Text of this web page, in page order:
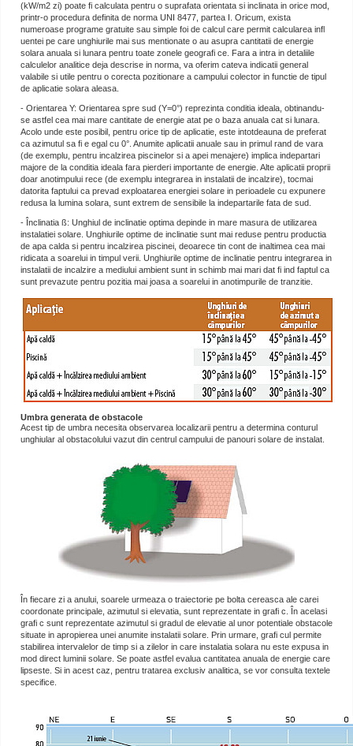
(kW/m2 zi) poate fi calculata pentru o suprafata orientata si inclinata in orice mod,
printr-o procedura definita de norma UNI 8477, partea I. Oricum, exista
numeroase programe gratuite sau simple foi de calcul care permit calcularea infl
uentei pe care unghiurile mai sus mentionate o au asupra cantitatii de energie
solara anuala si lunara pentru toate zonele geografi ce. Fara a intra in detaliile
calculelor analitice deja descrise in norma, va oferim cateva indicatii general
valabile si utile pentru o corecta pozitionare a campului colector in functie de tipul
de aplicatie solara aleasa.
- Orientarea Υ: Orientarea spre sud (Υ=0°) reprezinta conditia ideala, obtinandu-
se astfel cea mai mare cantitate de energie atat pe o baza anuala cat si lunara.
Acolo unde este posibil, pentru orice tip de aplicatie, este intotdeauna de preferat
ca azimutul sa fi e egal cu 0°. Anumite aplicatii anuale sau in primul rand de vara
(de exemplu, pentru incalzirea piscinelor si a apei menajere) implica indepartari
majore de la conditia ideala fara pierderi importante de energie. Alte aplicatii proprii
doar anotimpului rece (de exemplu integrarea in instalatii de incalzire), tocmai
datorita faptului ca prevad exploatarea energiei solare in perioadele cu expunere
redusa la lumina solara, sunt extrem de sensibile la indepartarile fata de sud.
- Înclinatia ß: Unghiul de inclinatie optima depinde in mare masura de utilizarea
instalatiei solare. Unghiurile optime de inclinatie sunt mai reduse pentru productia
de apa calda si pentru incalzirea piscinei, deoarece tin cont de inaltimea cea mai
ridicata a soarelui in timpul verii. Unghiurile optime de inclinatie pentru integrarea in
instalatii de incalzire a mediului ambient sunt in schimb mai mari dat fi ind faptul ca
sunt prevazute pentru pozitia mai joasa a soarelui in anotimpurile de tranzitie.
Umbra generata de obstacole
Acest tip de umbra necesita observarea localizarii pentru a determina conturul
unghiular al obstacolului vazut din centrul campului de panouri solare de instalat.
În fiecare zi a anului, soarele urmeaza o traiectorie pe bolta cereasca ale carei
coordonate principale, azimutul si elevatia, sunt reprezentate in grafi c. În acelasi
grafi c sunt reprezentate azimutul si gradul de elevatie al unor potentiale obstacole
situate in apropierea unei anumite instalatii solare. Prin urmare, grafi cul permite
stabilirea intervalelor de timp si a zilelor in care instalatia solara nu este expusa in
mod direct luminii solare. Se poate astfel evalua cantitatea anuala de energie care
lipseste. Si in acest caz, pentru tratarea exclusiv analitica, se vor consulta textele
specifice.